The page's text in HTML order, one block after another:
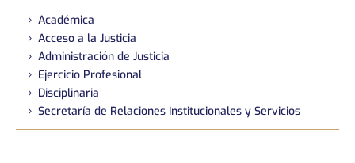
Académica
Acceso a la Justicia
Administración de Justicia
Ejercicio Profesional
Disciplinaria
Secretaría de Relaciones Institucionales y Servicios